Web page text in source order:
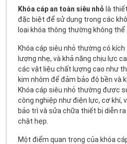
Khóa cáp an toàn siêu nhỏ là
đặc biệt để sử dụng trong các
loại khóa thông thường không thể
Khóa cáp siêu nhỏ thường có
lượng nhẹ, và khả năng chịu lực
các vật liệu chất lượng cao như
kim nhôm để đảm bảo độ bền và
Khóa cáp siêu nhỏ thường được
công nghiệp như điện lực, cơ khí,
bảo trì và sửa chữa thiết bị diễn
chật hẹp.
Một điểm quan trọng của khóa